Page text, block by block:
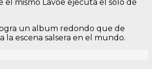
el mismo Lavoe ejecuta el solo de
un album redondo que de
la escena salsera en el mundo.